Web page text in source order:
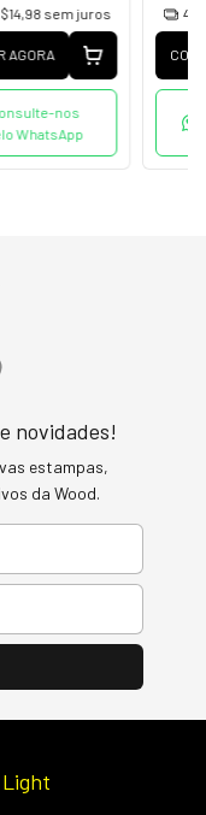
sem juros
AGORA
nos
WhatsApp
4
novidades!
estampas,
da Wood.
Light